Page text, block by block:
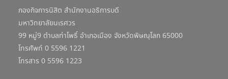
กองกิจการนิสิต สำนักงานอธิการบดี
มหาวิทยาลัยนเรศวร
99 หมู่9 ตำบลท่าโพธิ์ อำเภอเมือง จังหวัดพิษณุโลก 65000
โทรศัพท์ 0 5596 1221
โทรสาร 0 5596 1223